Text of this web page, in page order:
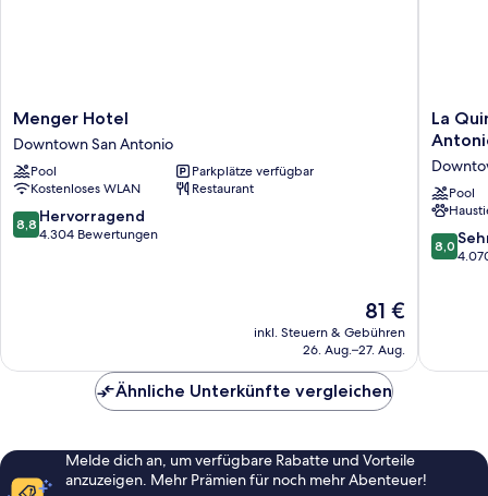
Menger
Hotel
Downtown
San
Antonio
Menger Hotel
Downtown San Antonio
Pool
Parkplätze verfügbar
Kostenloses WLAN
Restaurant
8.8
von
8,8 Hervorragend
4.304 Bewertungen
Der
Preis
beträgt
81 €
inkl. Steuern & Gebühren
26. Aug.–27. Aug.
La
Quinta
&
Suites
by
San
La
Pool
8.0
von
8,0
Ähnliche Unterkünfte vergleichen
Melde dich an, um verfügbare Rabatte und Vorteile
anzuzeigen. Mehr Prämien für noch mehr Abenteuer!